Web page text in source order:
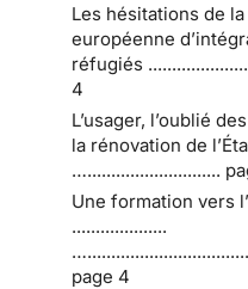
Les hésitations de
européenne
réfugiés
4
L’usager, l’oublié
la rénovation de
…............................
Une formation vers
....................
page 4